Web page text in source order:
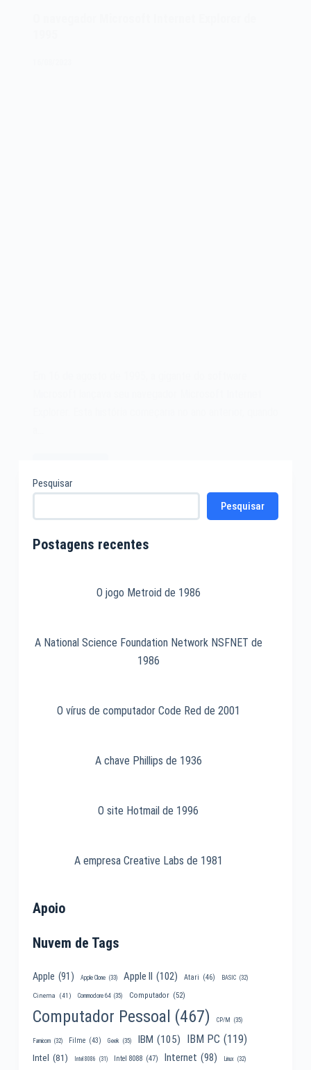
navegador
Internet
Explorer
Pesquisar
Pesquisar
Postagens recentes
O jogo Metroid de 1986
A National Science Foundation Network NSFNET de
1986
O vírus de computador Code Red de 2001
A chave Phillips de 1936
O site Hotmail de 1996
A empresa Creative Labs de 1981
Apoio
Nuvem de Tags
Apple (91) Apple Clone (33) Apple II (102) Atari (46) BASIC (32)
Cinema (41) Commodore 64 (35) Computador (52)
Computador Pessoal (467) CP/M (35)
Famicom (32) Filme (43) Geek (35) IBM (105) IBM PC (119)
Intel (81) Intel 8086 (31) Intel 8088 (47) Internet (98) Linux (32)